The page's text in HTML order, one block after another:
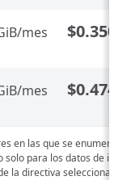
mes $0.3504
mes $0.4745
en las que se
para los datos de
la directiva